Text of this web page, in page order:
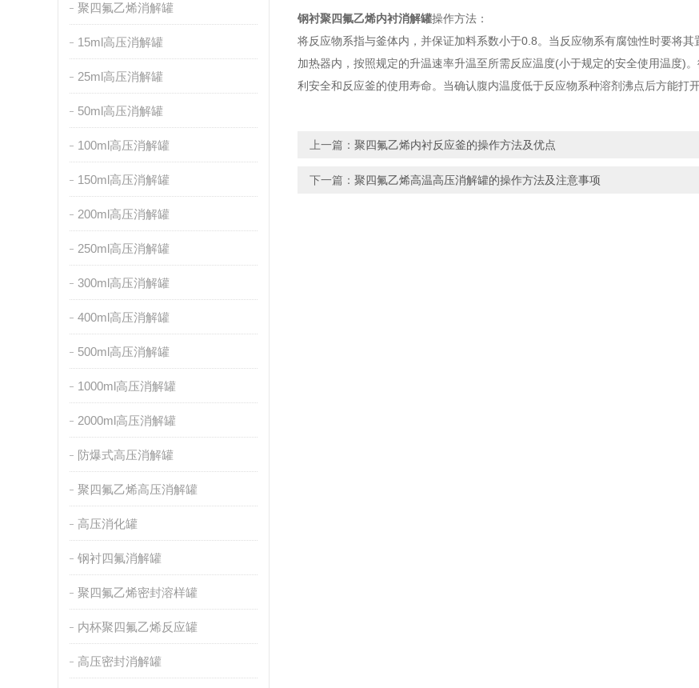
聚四氟乙烯消解罐
15ml高压消解罐
25ml高压消解罐
50ml高压消解罐
100ml高压消解罐
150ml高压消解罐
200ml高压消解罐
250ml高压消解罐
300ml高压消解罐
400ml高压消解罐
500ml高压消解罐
1000ml高压消解罐
2000ml高压消解罐
防爆式高压消解罐
聚四氟乙烯高压消解罐
高压消化罐
钢衬四氟消解罐
聚四氟乙烯密封溶样罐
内杯聚四氟乙烯反应罐
高压密封消解罐
钢衬聚四氟乙烯内衬消解罐操作方法：
将反应物系指与釜体内，并保证加料系数小于0.8。当反应物系有腐蚀性时要将
加热器内，按照规定的升温速率升温至所需反应温度(小于规定的安全使用温度)
利安全和反应釜的使用寿命。当确认腹内温度低于反应物系种溶剂沸点后方能打
上一篇： 聚四氟乙烯内衬反应釜的操作方法及优点
下一篇： 聚四氟乙烯高温高压消解罐的操作方法及注意事项